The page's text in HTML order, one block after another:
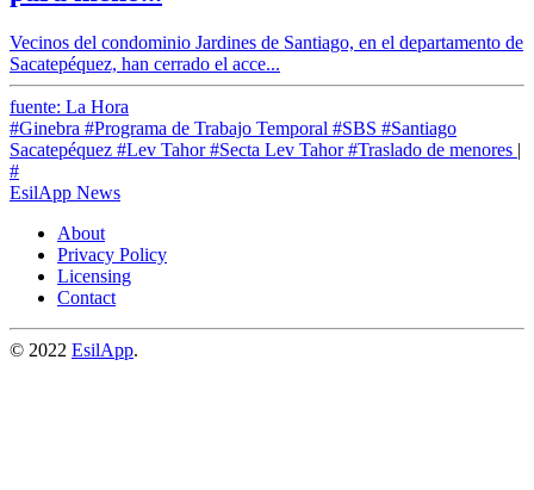
Vecinos del condominio Jardines de Santiago, en el departamento de
Sacatepéquez, han cerrado el acce...
fuente: La Hora
#Ginebra #Programa de Trabajo Temporal #SBS #Santiago
Sacatepéquez #Lev Tahor #Secta Lev Tahor #Traslado de menores |
#
EsilApp News
About
Privacy Policy
Licensing
Contact
© 2022 EsilApp.